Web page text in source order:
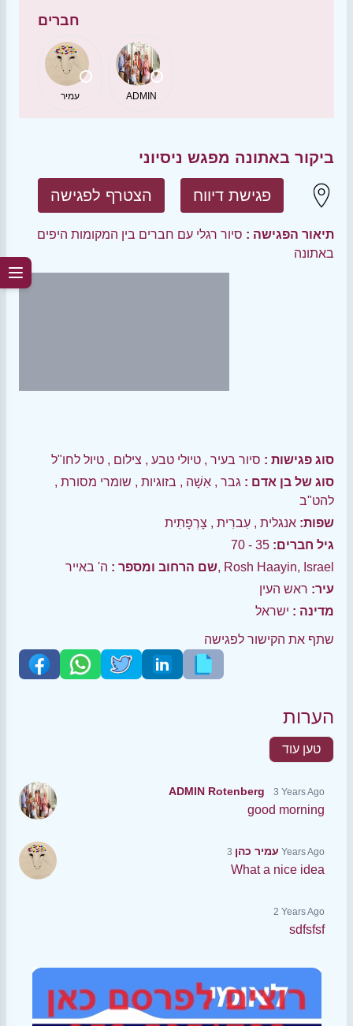
חברים
עמיר ADMIN
ביקור באתונה מפגש ניסיוני
הצטרף לפגישה פגישת דיווח
תיאור הפגישה : סיור רגלי עם חברים בין המקומות היפים
באתונה
סוג פגישות : סיור בעיר , טיולי טבע , צילום , טיול לחו"ל
סוג של בן אדם : גבר , אִשָׁה , בזוגיות , שומרי מסורת ,
להט"ב
שפות: אנגלית , עִברִית , צָרְפָתִית
גיל חברים: 35 - 70
שם הרחוב ומספר :ה' באייר, Rosh Haayin, Israel
עיר: ראש העין
מדינה : ישראל
שתף את הקישור לפגישה
הערות
טען עוד
ADMIN Rotenberg 3 Years Ago
good morning
עמיר כהן 3 Years Ago
What a nice idea
2 Years Ago
sdfsfsf